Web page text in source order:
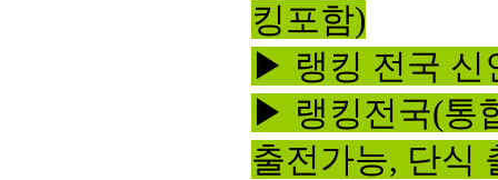
킹포함)
▶ 랭킹 전국 신
▶ 랭킹전국(통
출전가능, 단식